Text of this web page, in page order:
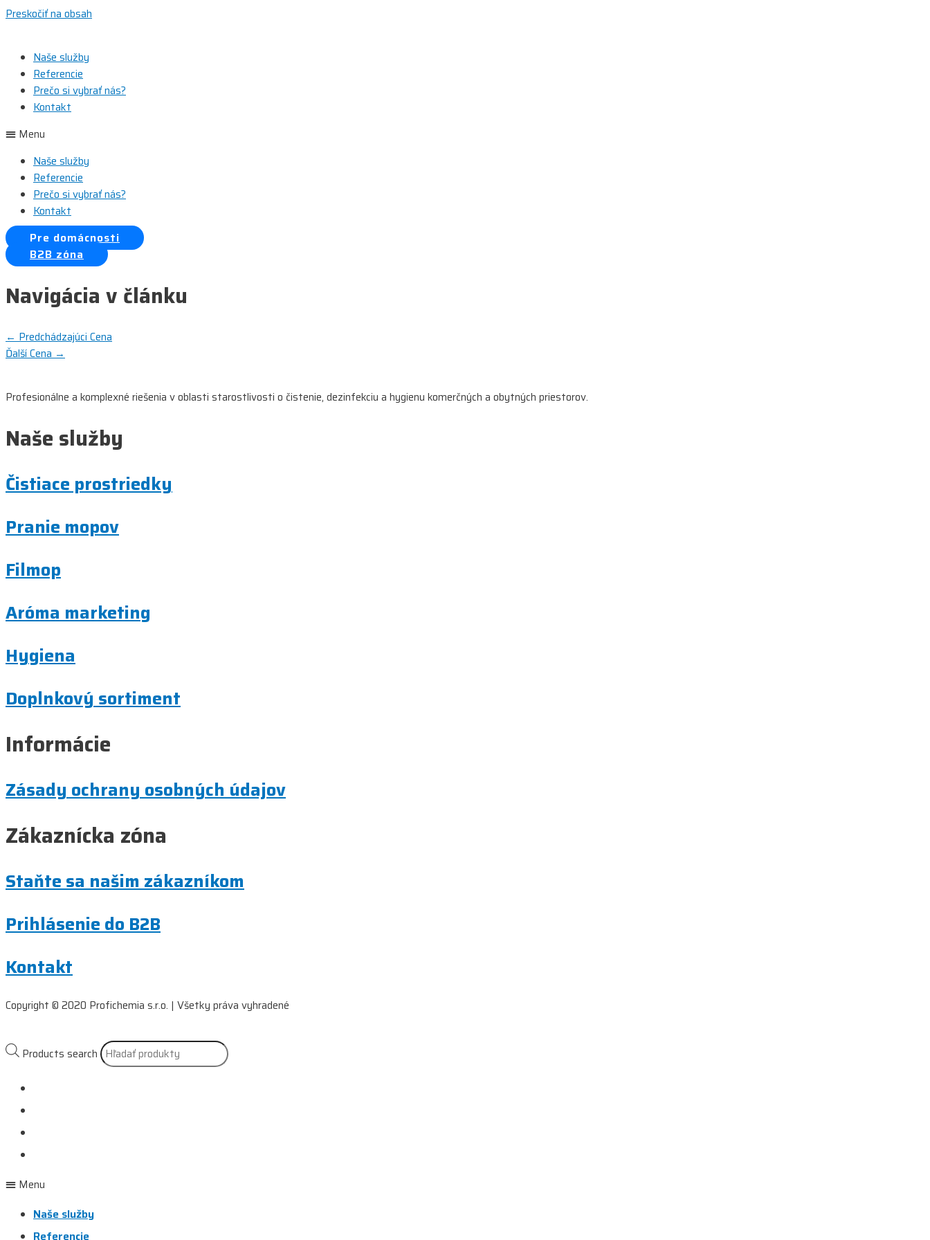
Preskočiť na obsah
Naše služby
Referencie
Prečo si vybrať nás?
Kontakt
Menu
Naše služby
Referencie
Prečo si vybrať nás?
Kontakt
Pre domácnosti
B2B zóna
Navigácia v článku
← Predchádzajúci Cena
Ďalší Cena →
Profesionálne a komplexné riešenia v oblasti starostlivosti o čistenie, dezinfekciu a hygienu komerčných a obytných priestorov.
Naše služby
Čistiace prostriedky
Pranie mopov
Filmop
Aróma marketing
Hygiena
Doplnkový sortiment
Informácie
Zásady ochrany osobných údajov
Zákaznícka zóna
Staňte sa našim zákazníkom
Prihlásenie do B2B
Kontakt
Copyright © 2020 Profichemia s.r.o. | Všetky práva vyhradené
Products search
Menu
Naše služby
Referencie